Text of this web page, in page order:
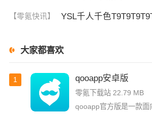
【零氪快讯】
大家都喜欢
1 qooapp安卓版
零氪下载站 22.79 MB